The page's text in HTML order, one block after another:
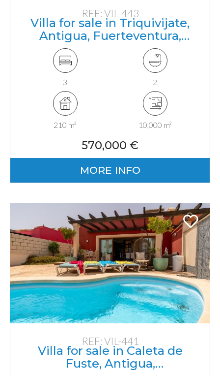
REF: VIL-443
Villa for sale in Triquivijate,
Antigua, Fuerteventura,
3 2
210 m² 10,000 m²
570,000 €
MORE INFO
REF: VIL-441
Villa for sale in Caleta de
Fuste, Antigua,